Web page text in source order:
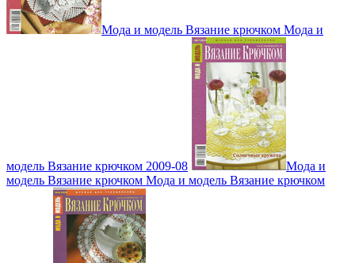
Мода и модель Вязание крючком Мода и
модель Вязание крючком 2009-08
Мода и
модель Вязание крючком Мода и модель Вязание крючком